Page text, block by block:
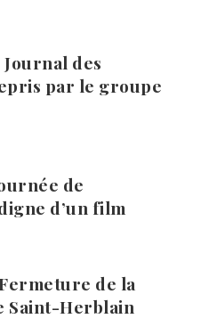
des
par le groupe
de
d’un film
de la
Saint-Herblain